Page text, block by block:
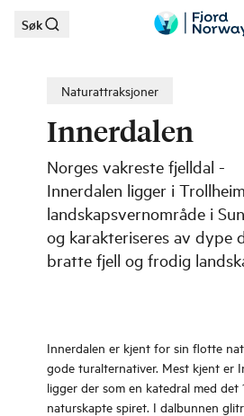
Hopp til hovedinnhold
Søk
Naturattraksjoner
Innerdalen
Norges vakreste fjelldal -
Innerdalen ligger i
landskapsvernområde i
og karakteriseres av dype
bratte fjell og frodig
Innerdalen er kjent for sin flotte
gode turalternativer. Mest kjent er
ligger der som en katedral med det
naturskapte spiret. I dalbunnen